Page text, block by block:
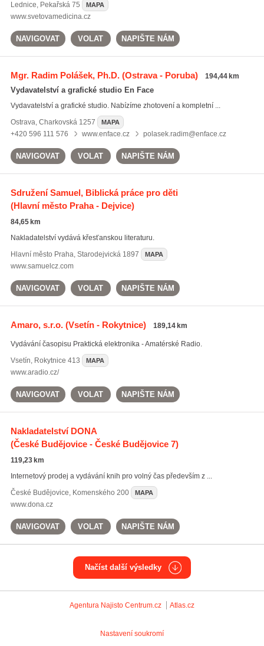
Lednice, Pekařská 75 MAPA
www.svetovamedicina.cz
NAVIGOVAT VOLAT NAPIŠTE NÁM
Mgr. Radim Polášek, Ph.D.(Ostrava - Poruba) 194,44 km
Vydavatelství a grafické studio En Face
Vydavatelství a grafické studio. Nabízíme zhotovení a kompletní ...
Ostrava, Charkovská 1257 MAPA
+420 596 111 576 www.enface.cz polasek.radim@enface.cz
NAVIGOVAT VOLAT NAPIŠTE NÁM
Sdružení Samuel, Biblická práce pro děti
(Hlavní město Praha - Dejvice)
84,65 km
Nakladatelství vydává křesťanskou literaturu.
Hlavní město Praha, Starodejvická 1897 MAPA
www.samuelcz.com
NAVIGOVAT VOLAT NAPIŠTE NÁM
Amaro, s.r.o.(Vsetín - Rokytnice) 189,14 km
Vydávání časopisu Praktická elektronika - Amatérské Radio.
Vsetín, Rokytnice 413 MAPA
www.aradio.cz/
NAVIGOVAT VOLAT NAPIŠTE NÁM
Nakladatelství DONA
(České Budějovice - České Budějovice 7)
119,23 km
Internetový prodej a vydávání knih pro volný čas především z ...
České Budějovice, Komenského 200 MAPA
www.dona.cz
NAVIGOVAT VOLAT NAPIŠTE NÁM
Načíst další výsledky
Agentura Najisto Centrum.cz Atlas.cz
Nastavení soukromí